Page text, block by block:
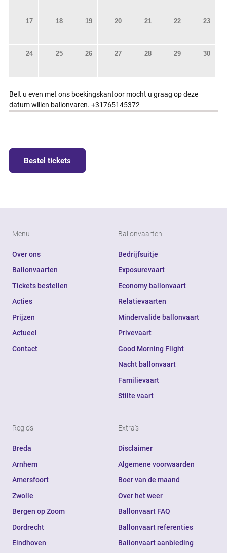
17 18 19 20 21 22 23
24 25 26 27 28 29 30
Belt u even met ons boekingskantoor mocht u graag op deze
datum willen ballonvaren. +31765145372
Bestel tickets
Menu
Over ons
Ballonvaarten
Tickets bestellen
Acties
Prijzen
Actueel
Contact
Ballonvaarten
Bedrijfsuitje
Exposurevaart
Economy ballonvaart
Relatievaarten
Mindervalide ballonvaart
Privevaart
Good Morning Flight
Nacht ballonvaart
Familievaart
Stilte vaart
Regio's
Breda
Arnhem
Amersfoort
Zwolle
Bergen op Zoom
Dordrecht
Eindhoven
Extra's
Disclaimer
Algemene voorwaarden
Boer van de maand
Over het weer
Ballonvaart FAQ
Ballonvaart referenties
Ballonvaart aanbieding